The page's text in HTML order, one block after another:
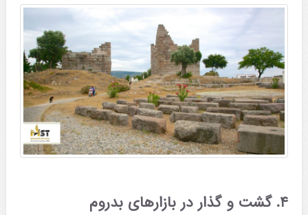
۴. گشت و گذار در بازارهای بدروم